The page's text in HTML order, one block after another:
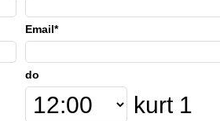
Email*
do
kurt 1